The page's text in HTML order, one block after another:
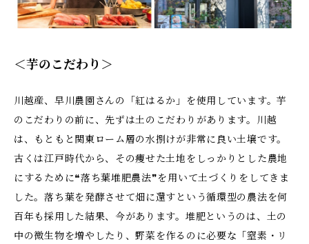
＜芋のこだわり＞
川越産、早川農園さんの「紅はるか」を使用しています。芋
のこだわりの前に、先ずは土のこだわりがあります。川越
は、もともと関東ローム層の水捌けが非常に良い土壌です。
古くは江戸時代から、その痩せた土地をしっかりとした農地
にするために❝落ち葉堆肥農法❞を用いて土づくりをしてきま
した。落ち葉を発酵させて畑に還すという循環型の農法を何
百年も採用した結果、今があります。堆肥というのは、土の
中の微生物を増やしたり、野菜を作るのに必要な「窒素・リ